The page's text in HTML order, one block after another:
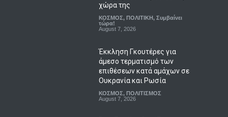
χώρα της
ΚΟΣΜΟΣ, ΠΟΛΙΤΙΚΗ, Συμβαίνει
τώρα!
August 7, 2026
Έκκληση Γκουτέρες για
άμεσο τερματισμό των
επιθέσεων κατά αμάχων σε
Ουκρανία και Ρωσία
ΚΟΣΜΟΣ, ΠΟΛΙΤΙΣΜΟΣ
August 7, 2026